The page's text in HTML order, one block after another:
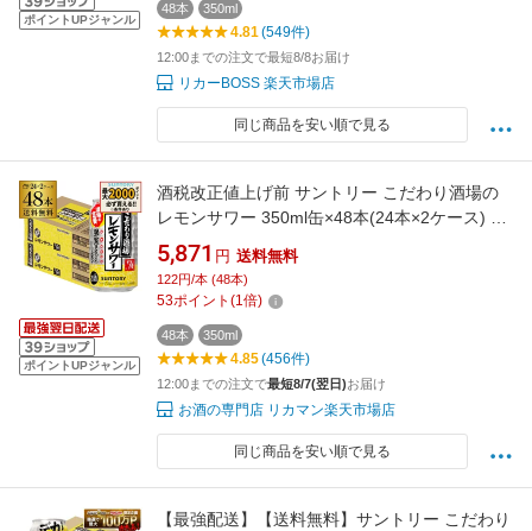
ポイントUPジャンル
48本 350ml
4.81(549件)
12:00までの注文で最短8/8お届け
リカーBOSS 楽天市場店
同じ商品を安い順で見る
ポイントUPジャンル
酒税改正値上げ前 サントリー こだわり酒場の
レモンサワー 350ml缶×48本(24本×2ケース) 送
料無料 チューハイ ケース 詰め合わせ サワー レ
モン AIB
5,871 円 送料無料
122円/本 (48本)
53ポイント (1倍)
48本 350ml
4.85(456件)
12:00までの注文で最短8/7(翌日)お届け
お酒の専門店 リカマン楽天市場店
同じ商品を安い順で見る
【最強配送】【送料無料】サントリー こだわり